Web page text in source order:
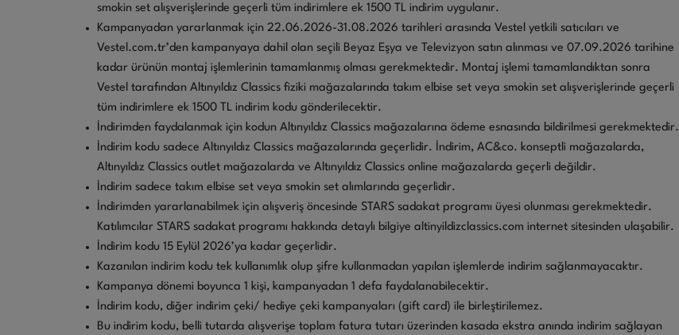
smokin set alışverişlerinde geçerli tüm indirimlere ek 1500 TL indirim uygulanır.
Kampanyadan yararlanmak için 22.06.2026-31.08.2026 tarihleri arasında Vestel yetkili satıcıları ve
Vestel.com.tr’den kampanyaya dahil olan seçili Beyaz Eşya ve Televizyon satın alınması ve 07.09.2026 tarihine
kadar ürünün montaj işlemlerinin tamamlanmış olması gerekmektedir. Montaj işlemi tamamlandıktan sonra
Vestel tarafından Altınyıldız Classics fiziki mağazalarında takım elbise set veya smokin set alışverişlerinde geçerli
tüm indirimlere ek 1500 TL indirim kodu gönderilecektir.
İndirimden faydalanmak için kodun Altınyıldız Classics mağazalarına ödeme esnasında bildirilmesi gerekmektedir.
İndirim kodu sadece Altınyıldız Classics mağazalarında geçerlidir. İndirim, AC&co. konseptli mağazalarda,
Altınyıldız Classics outlet mağazalarda ve Altınyıldız Classics online mağazalarda geçerli değildir.
İndirim sadece takım elbise set veya smokin set alımlarında geçerlidir.
İndirimden yararlanabilmek için alışveriş öncesinde STARS sadakat programı üyesi olunması gerekmektedir.
Katılımcılar STARS sadakat programı hakkında detaylı bilgiye altinyildizclassics.com internet sitesinden ulaşabilir.
İndirim kodu 15 Eylül 2026’ya kadar geçerlidir.
Kazanılan indirim kodu tek kullanımlık olup şifre kullanmadan yapılan işlemlerde indirim sağlanmayacaktır.
Kampanya dönemi boyunca 1 kişi, kampanyadan 1 defa faydalanabilecektir.
İndirim kodu, diğer indirim çeki/ hediye çeki kampanyaları (gift card) ile birleştirilemez.
Bu indirim kodu, belli tutarda alışverişe toplam fatura tutarı üzerinden kasada ekstra anında indirim sağlayan